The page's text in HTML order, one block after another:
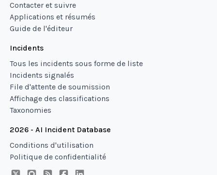
Contacter et suivre
Applications et résumés
Guide de l'éditeur
Incidents
Tous les incidents sous forme de liste
Incidents signalés
File d'attente de soumission
Affichage des classifications
Taxonomies
2026 - AI Incident Database
Conditions d'utilisation
Politique de confidentialité